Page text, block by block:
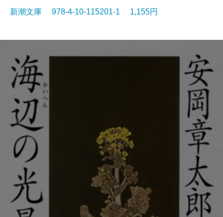
新潮文庫 978-4-10-115201-1 1,155円